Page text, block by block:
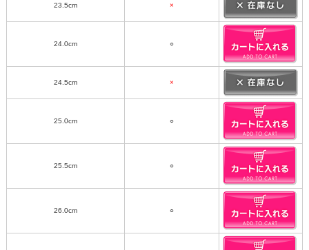
23.5cm ×
24.0cm ○
24.5cm ×
25.0cm ○
25.5cm ○
26.0cm ○